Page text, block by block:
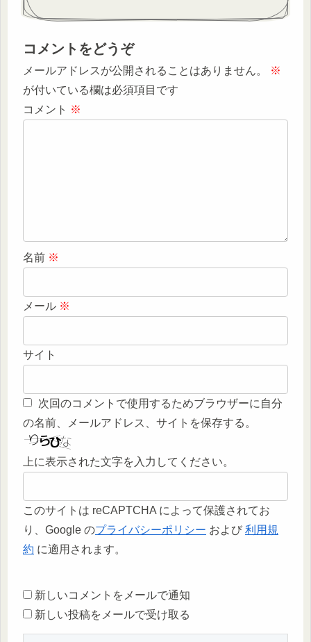
コメントをどうぞ
メールアドレスが公開されることはありません。
※
が付いている欄は必須項目です
コメント ※
名前 ※
メール ※
サイト
次回のコメントで使用するためブラウザーに自分
の名前、メールアドレス、サイトを保存する。
上に表示された文字を入力してください。
このサイトは reCAPTCHA によって保護されてお
り、Google のプライバシーポリシー および 利用規
約 に適用されます。
新しいコメントをメールで通知
新しい投稿をメールで受け取る